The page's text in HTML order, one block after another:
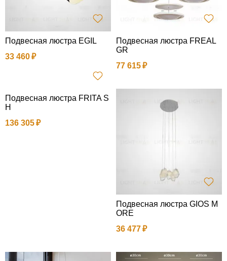
Подвесная люстра EGIL
33 460
Подвесная люстра FREAL
GR
77 615
Подвесная люстра FRITA S
H
136 305
Подвесная люстра GIOS M
ORE
36 477